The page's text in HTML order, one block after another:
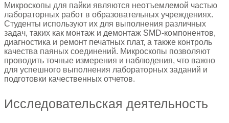
Микроскопы для пайки являются неотъемлемой частью
лабораторных работ в образовательных учреждениях.
Студенты используют их для выполнения различных
задач, таких как монтаж и демонтаж SMD-компонентов,
диагностика и ремонт печатных плат, а также контроль
качества паяных соединений. Микроскопы позволяют
проводить точные измерения и наблюдения, что важно
для успешного выполнения лабораторных заданий и
подготовки качественных отчетов.
Исследовательская деятельность